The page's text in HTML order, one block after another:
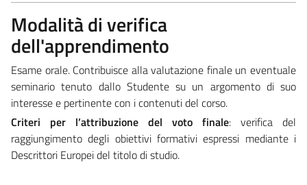
Modalità di verifica
dell'apprendimento
Esame orale. Contribuisce alla valutazione finale un eventuale
seminario tenuto dallo Studente su un argomento di suo
interesse e pertinente con i contenuti del corso.
Criteri per l’attribuzione del voto finale: verifica del
raggiungimento degli obiettivi formativi espressi mediante i
Descrittori Europei del titolo di studio.